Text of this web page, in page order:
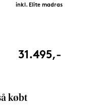
inkl. Elite madras
31.495,-
købt